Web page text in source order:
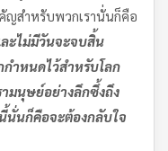
ญสำหรับพวกเรานั่นก็คือ
ะไม่มีวันจะจบสิ้น
กำหนดไว้สำหรับโลก
มนุษย์อย่างลึกซึ้งถึง
นั่นก็คือจะต้องกลับใจ